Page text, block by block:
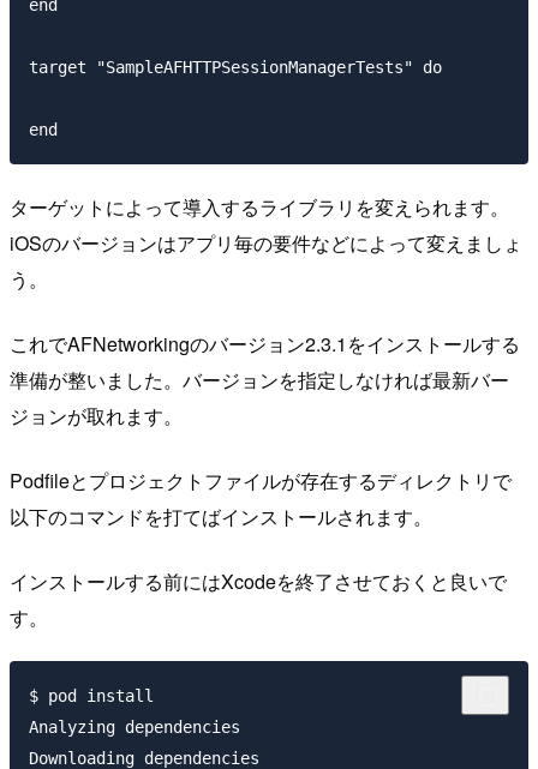
end
target "SampleAFHTTPSessionManagerTests" do
ターゲットによって導入するライブラリを変えられます。
iOSのバージョンはアプリ毎の要件などによって変えましょ
う。
これでAFNetworkingのバージョン2.3.1をインストールする
準備が整いました。バージョンを指定しなければ最新バー
ジョンが取れます。
Podfileとプロジェクトファイルが存在するディレクトリで
以下のコマンドを打てばインストールされます。
インストールする前にはXcodeを終了させておくと良いで
す。
$ pod install
Analyzing dependencies
Downloading dependencies